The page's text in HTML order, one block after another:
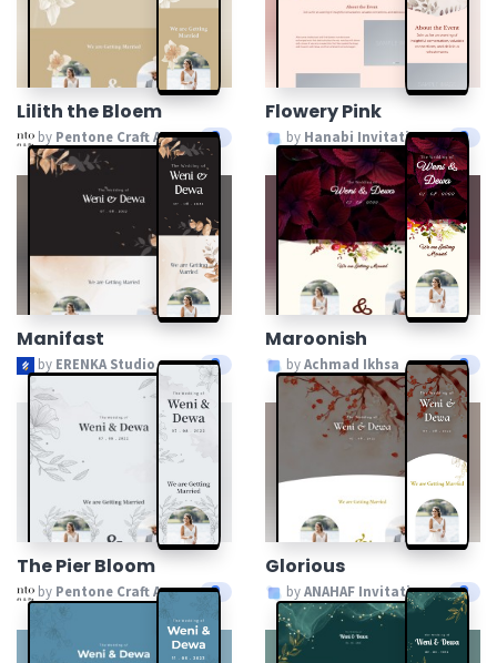
Lilith the Bloem
by Pentone Craft And Paper
Flowery Pink
by Hanabi Invitation
Manifast
by ERENKA Studio
Maroonish
byAchmad Ikhsa
The Pier Bloom
by Pentone Craft And Paper
Glorious
byANAHAF Invitation